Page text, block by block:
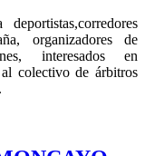
organizadores de
interesados en
al colectivo de árbitros